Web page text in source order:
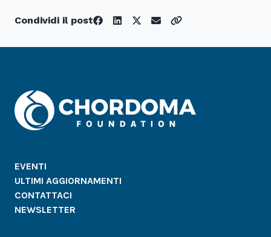
Condividi il post
EVENTI
ULTIMI AGGIORNAMENTI
CONTATTACI
NEWSLETTER